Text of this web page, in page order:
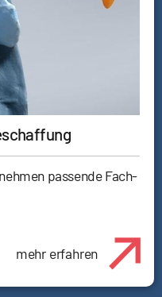
passende Fach-
mehr erfahren